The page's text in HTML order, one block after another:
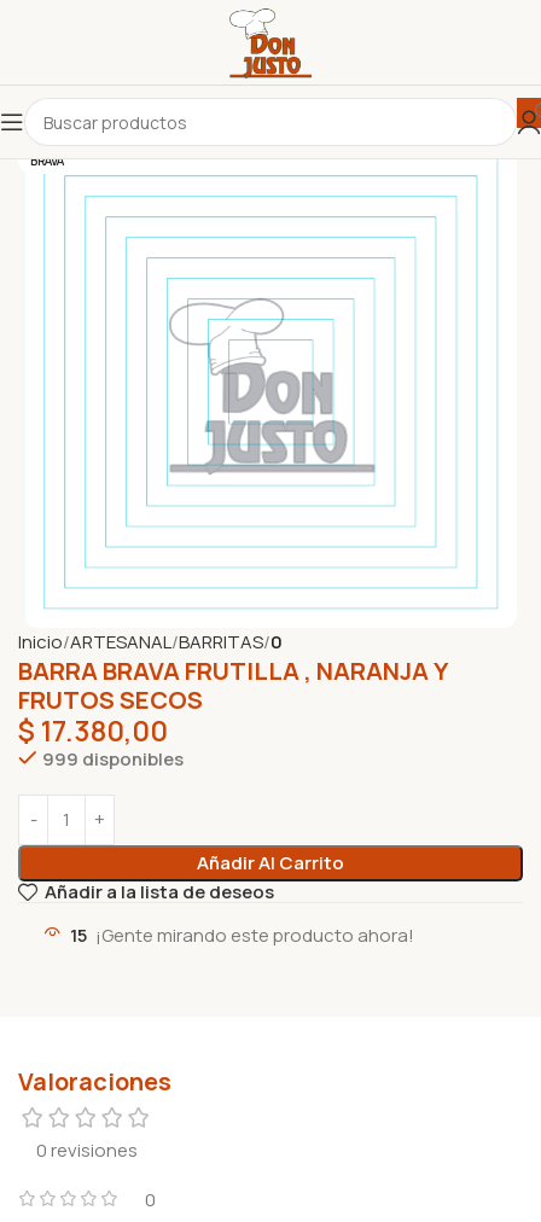
BRAVA
Inicio ARTESANAL BARRITAS 0
BARRA BRAVA FRUTILLA , NARANJA Y
FRUTOS SECOS
$ 17.380,00
999 disponibles
Añadir Al Carrito
Añadir a la lista de deseos
15 ¡Gente mirando este producto ahora!
Valoraciones
0 revisiones
0